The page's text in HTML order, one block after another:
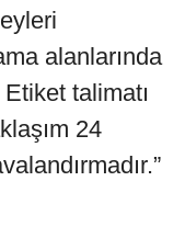
alanlarında
talimatı
24